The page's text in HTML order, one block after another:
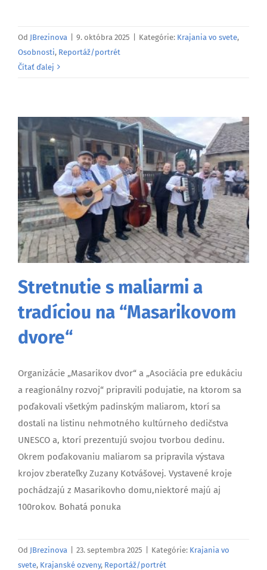
Od JBrezinova 9. októbra 2025 Kategórie: Krajania vo svete,
Osobnosti, Reportáž/portrét
Čítať ďalej
Stretnutie s maliarmi a
tradíciou na “Masarikovom
dvore“
Organizácie „Masarikov dvor“ a „Asociácia pre edukáciu
a reagionálny rozvoj“ pripravili podujatie, na ktorom sa
poďakovali všetkým padinským maliarom, ktorí sa
dostali na listinu nehmotného kultúrneho dedičstva
UNESCO a, ktorí prezentujú svojou tvorbou dedinu.
Okrem poďakovaniu maliarom sa pripravila výstava
krojov zberateľky Zuzany Kotvášovej. Vystavené kroje
pochádzajú z Masarikovho domu,niektoré majú aj
100rokov. Bohatá ponuka
Od JBrezinova 23. septembra 2025 Kategórie: Krajania vo
svete, Krajanské ozveny, Reportáž/portrét